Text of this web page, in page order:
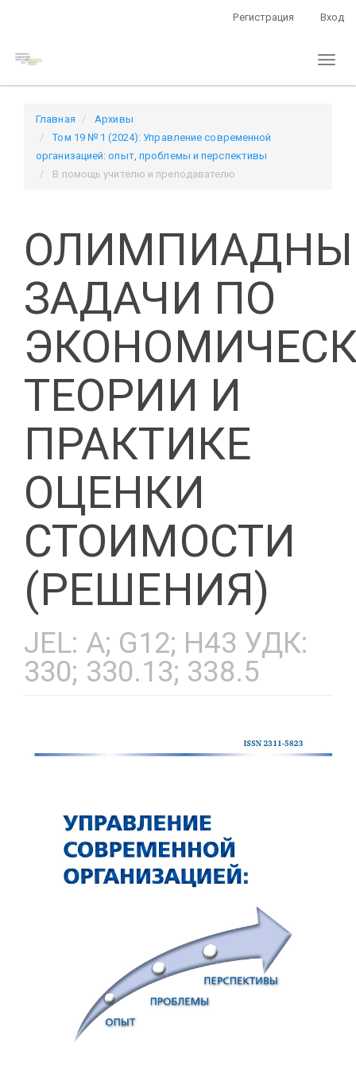
содержанию
навигация
Основное
содержание
Боковая
Регистрация Вход
Главная
Архивы
Том 19 № 1 (2024): Управление современной
организацией: опыт, проблемы и перспективы
В помощь учителю и преподавателю
ЗАДАЧИ ПО
ТЕОРИИ И
ПРАКТИКЕ
ОЦЕНКИ
СТОИМОСТИ
(РЕШЕНИЯ)
JEL: A; G12; H43 УДК:
330; 330.13; 338.5
панели